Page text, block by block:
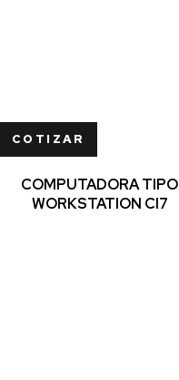
COTIZAR
COMPUTADORA TIPO
WORKSTATION CI7